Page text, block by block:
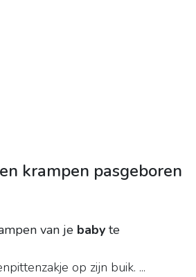
krampen pasgeboren
van je baby te
op zijn buik. ...